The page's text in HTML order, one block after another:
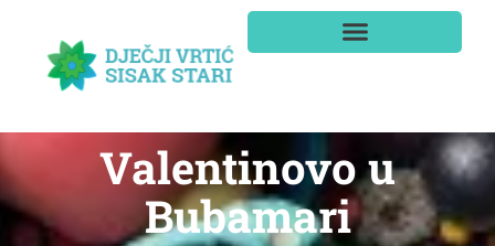
Valentinovo u
Bubamari